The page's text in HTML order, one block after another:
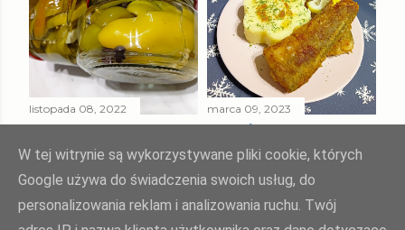
listopada 08, 2022
PAPRYKA ZIELONA
W ZALEWIE
SŁODKO - KWAŚNEJ
Udostępnij Prześlij komentarz
marca 09, 2023
SMAŻONY
MORSZCZUK
TUSZKA
Udostępnij Prześlij komentarz
W tej witrynie są wykorzystywane pliki cookie, których
Google używa do świadczenia swoich usług, do
personalizowania reklam i analizowania ruchu. Twój